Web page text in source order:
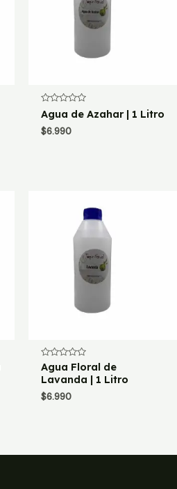
Valorado
con
0
de
Agua de Azahar | 1 Litro
$6.990
Valorado
con
0
de
5
Agua Floral de
Lavanda | 1 Litro
$6.990